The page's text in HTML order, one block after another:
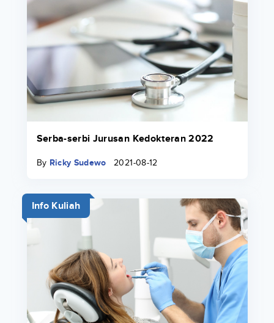
Serba-serbi Jurusan Kedokteran 2022
By Ricky Sudewo 2021-08-12
Info Kuliah